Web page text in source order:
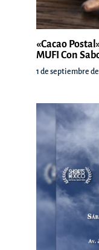
«Cacao
MUFI Con
1 de septiembre de